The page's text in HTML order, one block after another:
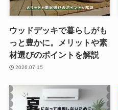
ウッドデッキで暮らしがも
っと豊かに。メリットや素
材選びのポイントを解説
2026.07.15